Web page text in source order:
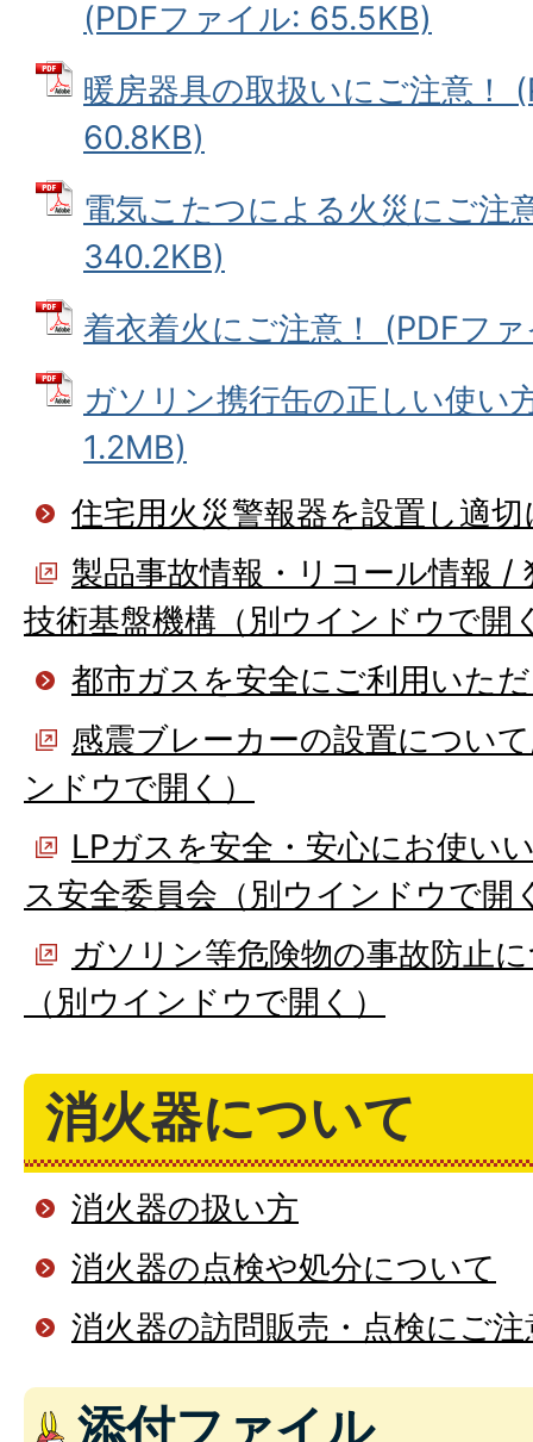
(PDFファイル: 65.5KB)
暖房器具の取扱いにご注意！
60.8KB)
電気こたつによる火災にご注
340.2KB)
着衣着火にご注意！ (PDFフ
ガソリン携行缶の正しい使い
1.2MB)
住宅用火災警報器を設置し適
製品事故情報・リコール情報 /
技術基盤機構（別ウインドウで開
都市ガスを安全にご利用いた
感震ブレーカーの設置につい
ンドウで開く）
LPガスを安全・安心にお使い
ス安全委員会（別ウインドウで開
ガソリン等危険物の事故防止
（別ウインドウで開く）
消火器について
消火器の扱い方
消火器の点検や処分について
消火器の訪問販売・点検にご
添付ファイル